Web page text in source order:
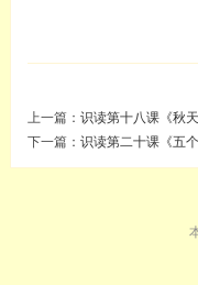
上一篇： 识读第十八课《秋天
下一篇： 识读第二十课《五个